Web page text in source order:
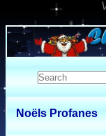
Noëls Profanes